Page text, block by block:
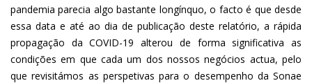
pandemia parecia algo bastante longínquo, o facto é que desde
essa data e até ao dia de publicação deste relatório, a rápida
propagação da COVID-19 alterou de forma significativa as
condições em que cada um dos nossos negócios actua, pelo
que revisitámos as perspetivas para o desempenho da Sonae